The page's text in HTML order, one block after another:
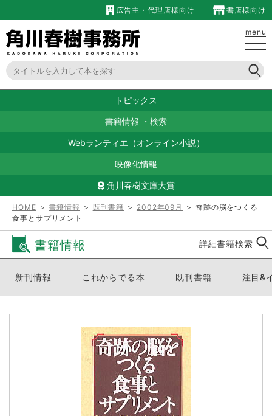
広告主・代理店様向け 書店様向け
menu
トピックス
書籍情報 ・ 検索
Webランティエ（オンライン小説）
映像化情報
角川春樹文庫大賞
HOME ＞書籍情報 ＞ 既刊書籍 ＞ 2002年09月
＞ 奇跡の脳をつくる
食事とサプリメント
書籍情報 詳細書籍検索
新刊情報 これからでる本 既刊書籍 注目&